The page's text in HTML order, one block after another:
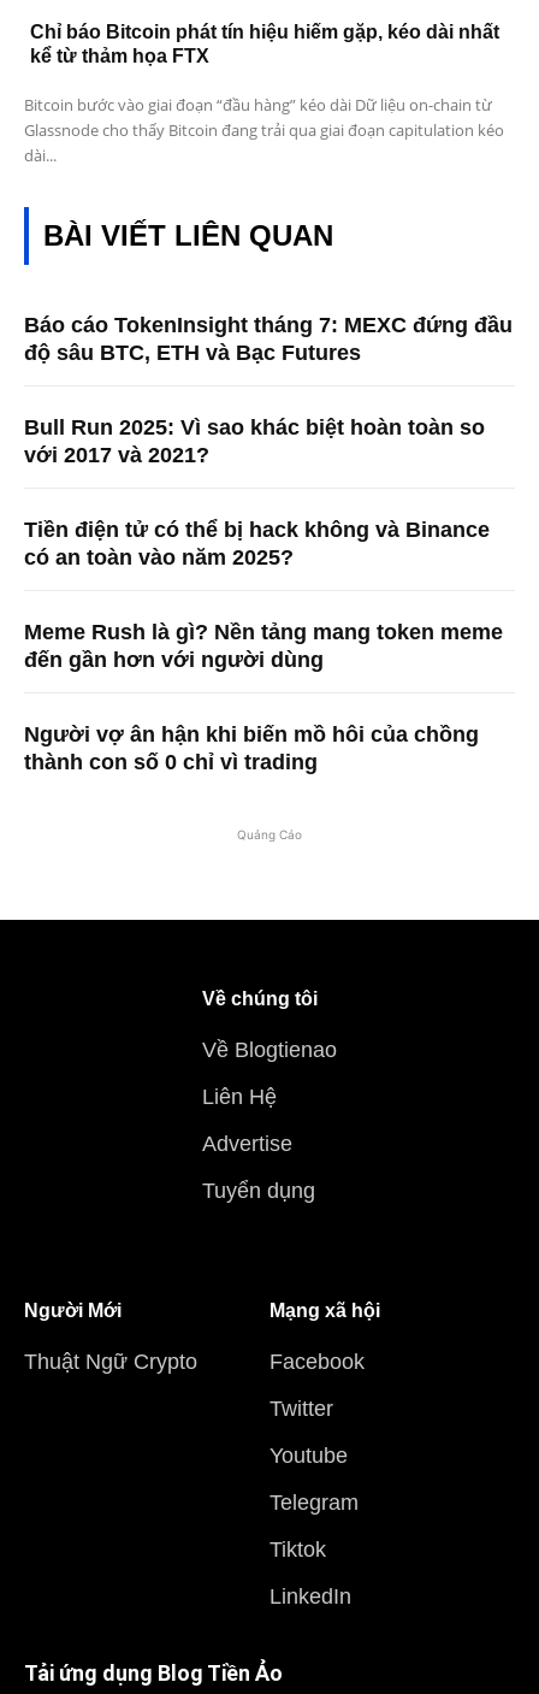
Chỉ báo Bitcoin phát tín hiệu hiếm gặp, kéo dài nhất
kể từ thảm họa FTX
Bitcoin bước vào giai đoạn “đầu hàng” kéo dài Dữ liệu on-chain từ
Glassnode cho thấy Bitcoin đang trải qua giai đoạn capitulation kéo
dài...
BÀI VIẾT LIÊN QUAN
Báo cáo TokenInsight tháng 7: MEXC đứng đầu
độ sâu BTC, ETH và Bạc Futures
Bull Run 2025: Vì sao khác biệt hoàn toàn so
với 2017 và 2021?
Tiền điện tử có thể bị hack không và Binance
có an toàn vào năm 2025?
Meme Rush là gì? Nền tảng mang token meme
đến gần hơn với người dùng
Người vợ ân hận khi biến mồ hôi của chồng
thành con số 0 chỉ vì trading
Quảng Cáo
Về chúng tôi
Về Blogtienao
Liên Hệ
Advertise
Tuyển dụng
Người Mới
Thuật Ngữ Crypto
Mạng xã hội
Facebook
Twitter
Youtube
Telegram
Tiktok
LinkedIn
Tải ứng dụng Blog Tiền Ảo